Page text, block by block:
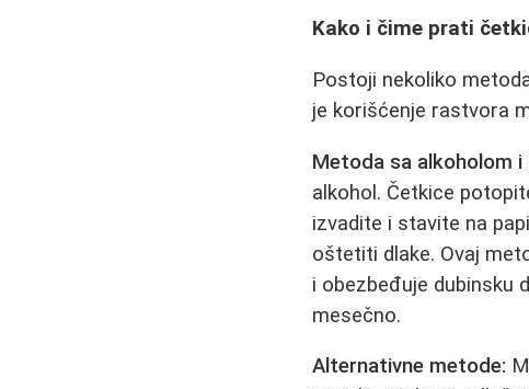
Kako i čime prati
Postoji nekoliko
je korišćenje rastvora
Metoda sa alkoholom i
alkohol. Četkice
izvadite i stavite na
oštetiti dlake. Ovaj
i obezbeđuje dubinsku
mesečno.
Alternativne metode: